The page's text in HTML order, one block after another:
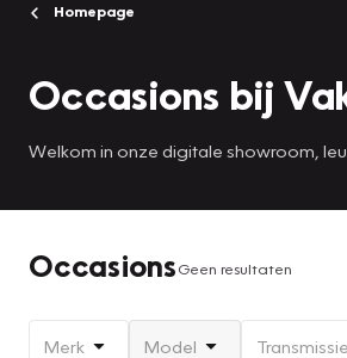
Homepage
Occasions bij
Welkom in onze digitale showroom,
OccasionsGeen resultaten
Merk Model Transmissie